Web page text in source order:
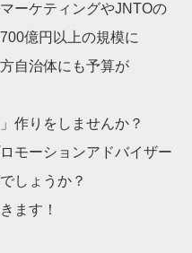
ーケティングやJNTOの
億円以上の規模に
自治体にも予算が
作りをしませんか？
モーションアドバイザー
しょうか？
ます！